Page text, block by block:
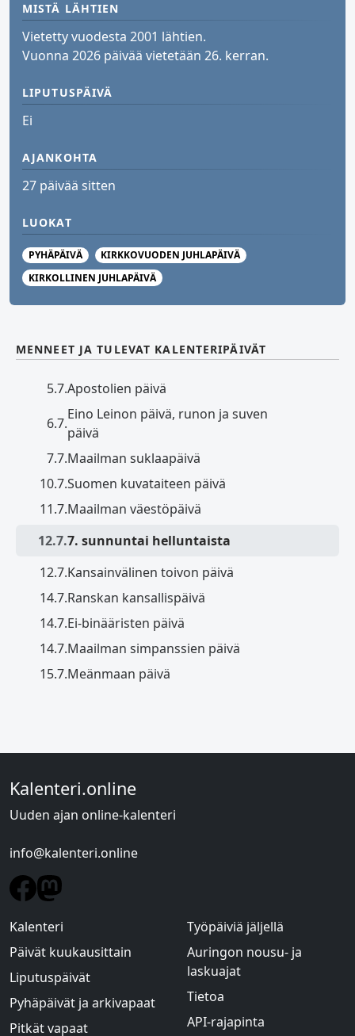
MISTÄ LÄHTIEN
Vietetty vuodesta 2001 lähtien.
Vuonna 2026 päivää vietetään 26. kerran.
LIPUTUSPÄIVÄ
Ei
AJANKOHTA
27 päivää sitten
LUOKAT
PYHÄPÄIVÄ
KIRKKOVUODEN JUHLAPÄIVÄ
KIRKOLLINEN JUHLAPÄIVÄ
MENNEET JA TULEVAT KALENTERIPÄIVÄT
5.7.Apostolien päivä
6.7.
Eino Leinon päivä, runon ja suven
päivä
7.7.Maailman suklaapäivä
10.7.Suomen kuvataiteen päivä
11.7.Maailman väestöpäivä
12.7.7. sunnuntai helluntaista
12.7.Kansainvälinen toivon päivä
14.7.Ranskan kansallispäivä
14.7.Ei-binääristen päivä
14.7.Maailman simpanssien päivä
15.7.Meänmaan päivä
Kalenteri.online
Uuden ajan online-kalenteri
info@kalenteri.online
Kalenteri
Päivät kuukausittain
Liputuspäivät
Pyhäpäivät ja arkivapaat
Pitkät vapaat
Työpäiviä jäljellä
Auringon nousu- ja
laskuajat
Tietoa
API-rajapinta